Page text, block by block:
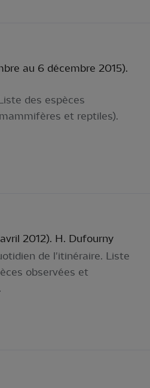
au 6 décembre 2015).
des espèces
et reptiles).
2012). H. Dufourny
de l'itinéraire. Liste
observées et